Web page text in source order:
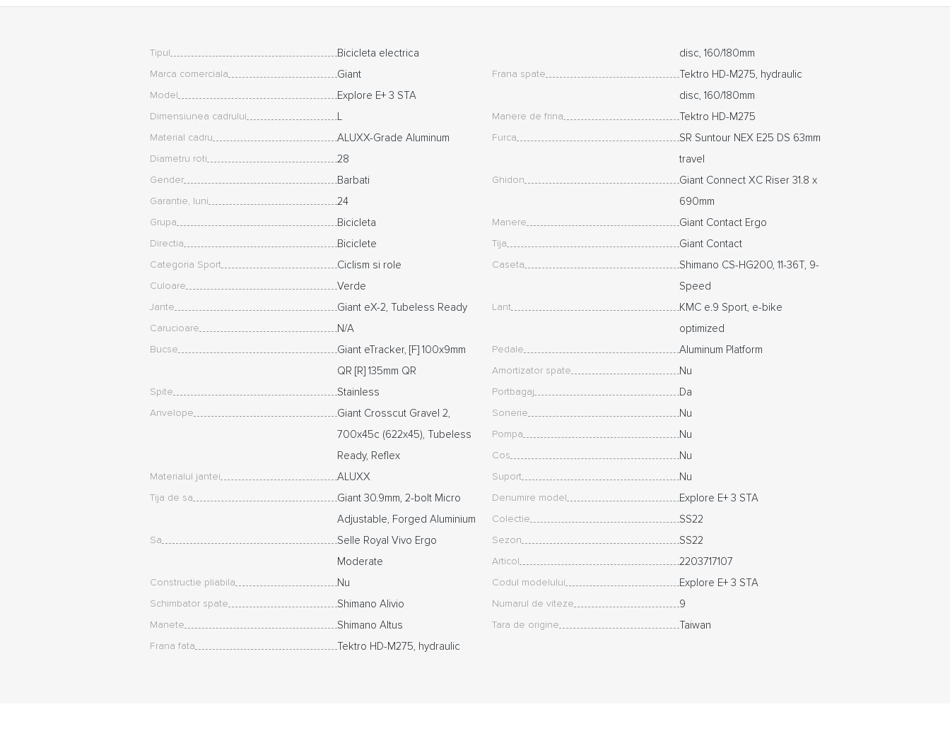
Tipul Bicicleta electrica
Marca comerciala Giant
Model Explore E+ 3 STA
Dimensiunea cadrului L
Material cadru ALUXX-Grade Aluminum
Diametru roti 28
Gender Barbati
Garantie, luni 24
Grupa Bicicleta
Directia Biciclete
Categoria Sport Ciclism si role
Culoare Verde
Jante Giant eX-2, Tubeless Ready
Carucioare N/A
Bucse
Giant eTracker, [F] 100x9mm
QR [R] 135mm QR
Spite Stainless
Anvelope
Giant Crosscut Gravel 2,
700x45c (622x45), Tubeless
Ready, Reflex
Materialul jantei ALUXX
Tija de sa
Giant 30.9mm, 2-bolt Micro
Adjustable, Forged Aluminium
Sa
Selle Royal Vivo Ergo
Moderate
Constructie pliabila Nu
Schimbator spate Shimano Alivio
Manete Shimano Altus
Frana fata Tektro HD-M275, hydraulic
disc, 160/180mm
Frana spate
Tektro HD-M275, hydraulic
disc, 160/180mm
Manere de frina Tektro HD-M275
Furca
SR Suntour NEX E25 DS 63mm
travel
Ghidon
Giant Connect XC Riser 31.8 x
690mm
Manere Giant Contact Ergo
Tija Giant Contact
Caseta
Shimano CS-HG200, 11-36T, 9-
Speed
Lant
KMC e.9 Sport, e-bike
optimized
Pedale Aluminum Platform
Amortizator spate Nu
Portbagaj Da
Sonerie Nu
Pompa Nu
Cos Nu
Suport Nu
Denumire model Explore E+ 3 STA
Colectie SS22
Sezon SS22
Articol 2203717107
Codul modelului Explore E+ 3 STA
Numarul de viteze 9
Tara de origine Taiwan